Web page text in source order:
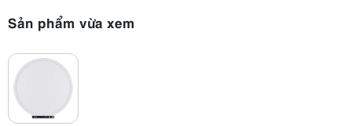
Sản phẩm vừa xem